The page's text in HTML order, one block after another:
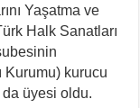
Yaşatma ve
Halk Sanatları
Kurumu) kurucu
da üyesi oldu.